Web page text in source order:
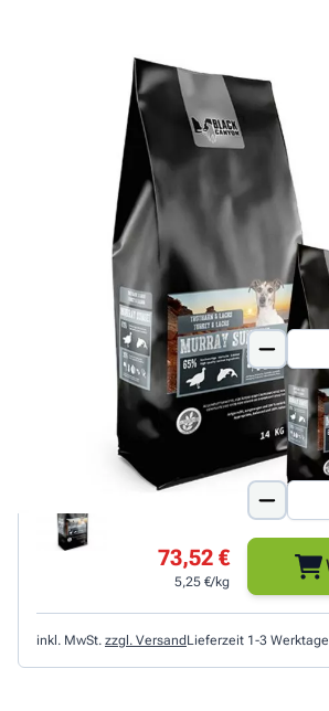
Das Trockenfutter Murray Sunset
Truthahn und Lachs ist mit balanced
vitalstoffreiches, fettreduziertes Futter
Proteingehalt. So sättigt es ohne den
Hundes zu belasten. Ideal für ältere
1,5 kg
12,15 €
8,10 €/kg
73,52 €
5,25 €/kg
inkl. MwSt. zzgl. Versand Lieferzeit 1-3 Werktage